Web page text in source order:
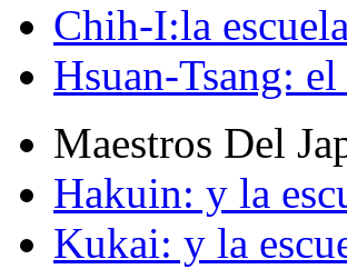
Chih-I:la
Hsuan-Tsang:
Maestros Del
Hakuin: y la
Kukai: y la